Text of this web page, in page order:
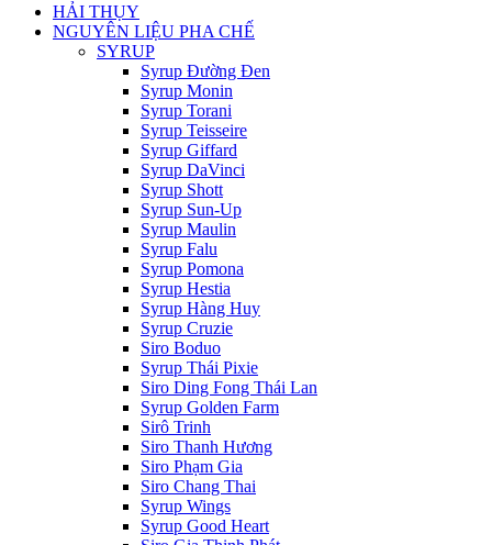
HẢI THỤY
NGUYÊN LIỆU PHA CHẾ
SYRUP
Syrup Đường Đen
Syrup Monin
Syrup Torani
Syrup Teisseire
Syrup Giffard
Syrup DaVinci
Syrup Shott
Syrup Sun-Up
Syrup Maulin
Syrup Falu
Syrup Pomona
Syrup Hestia
Syrup Hàng Huy
Syrup Cruzie
Siro Boduo
Syrup Thái Pixie
Siro Ding Fong Thái Lan
Syrup Golden Farm
Sirô Trinh
Siro Thanh Hương
Siro Phạm Gia
Siro Chang Thai
Syrup Wings
Syrup Good Heart